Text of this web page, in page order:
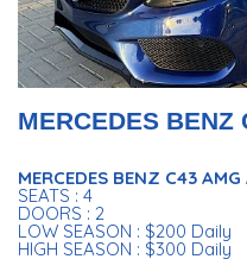
MERCEDES BENZ
MERCEDES BENZ C43
SEATS : 4
DOORS : 2
LOW SEASON : $200 Daily
HIGH SEASON : $300 Daily